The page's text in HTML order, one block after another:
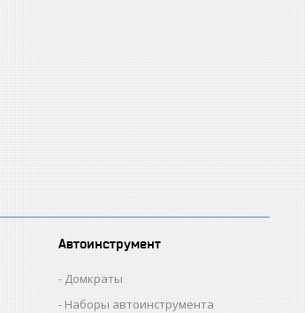
Автоинструмент
Домкраты
Наборы автоинструмента